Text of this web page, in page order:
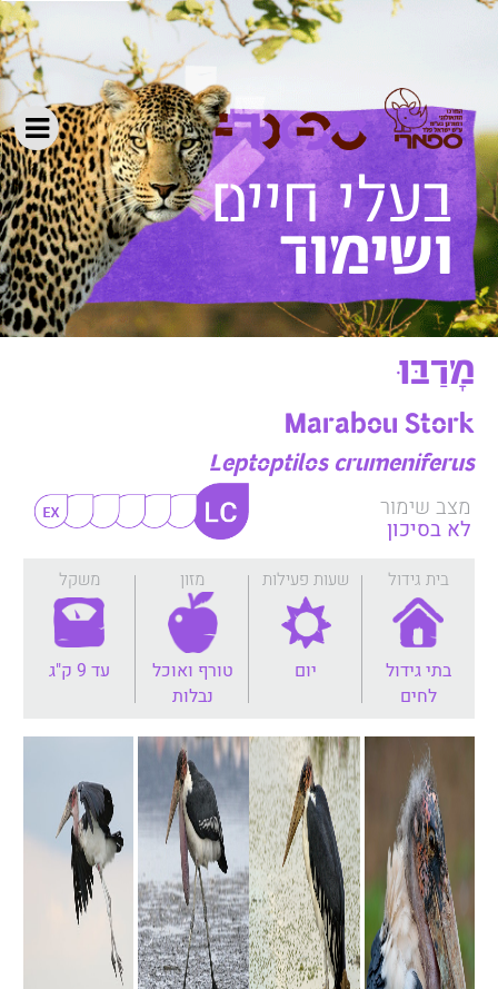
בעלי חיים
ושימור
מָרַבּוּ
Marabou Stork
Leptoptilos crumeniferus
בית גידול
בתי גידול
לחים
שעות פעילות
יום
מזון
טורף ואוכל
נבלות
משקל
עד 9 ק"ג
מצב שימור
לא בסיכון